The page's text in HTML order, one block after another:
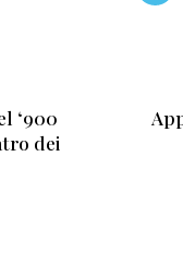
‘900
dei